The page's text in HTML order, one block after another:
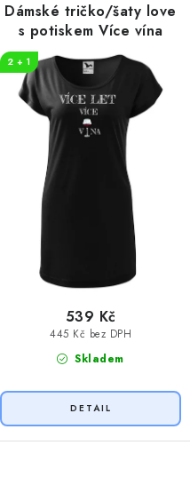
Dámské tričko/šaty love
s potiskem Více vína
2 + 1
Skladem
445 Kč bez DPH
539 Kč